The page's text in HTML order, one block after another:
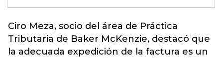
Ciro Meza, socio del área de Práctica
Tributaria de Baker McKenzie, destacó que
la adecuada expedición de la factura es un